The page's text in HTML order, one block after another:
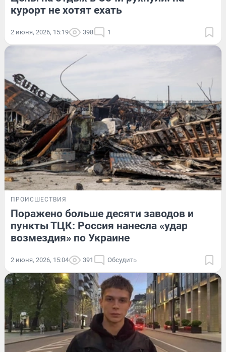
курорт не хотят ехать
2 июня, 2026, 15:19 398 1
ПРОИСШЕСТВИЯ
Поражено больше десяти заводов и
пункты ТЦК: Россия нанесла «удар
возмездия» по Украине
2 июня, 2026, 15:04 391 Обсудить